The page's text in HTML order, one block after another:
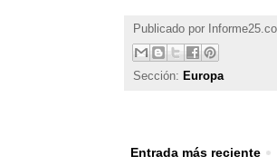
Publicado por
Sección: Europa
Entrada más reciente